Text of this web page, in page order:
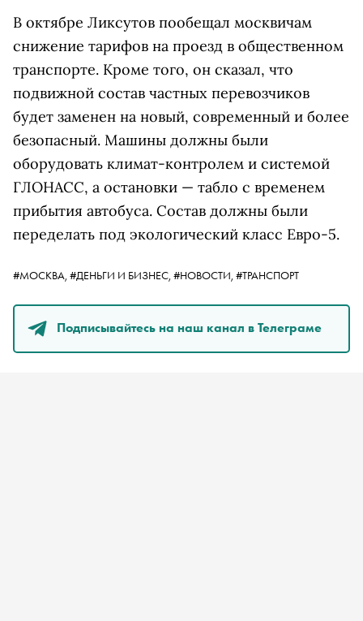
В октябре Ликсутов пообещал москвичам
снижение тарифов на проезд в общественном
транспорте. Кроме того, он сказал, что
подвижной состав частных перевозчиков
будет заменен на новый, современный и более
безопасный. Машины должны были
оборудовать климат-контролем и системой
ГЛОНАСС, а остановки — табло с временем
прибытия автобуса. Состав должны были
переделать под экологический класс Евро-5.
#МОСКВА, #ДЕНЬГИ И БИЗНЕС, #НОВОСТИ, #ТРАНСПОРТ
Подписывайтесь на наш канал в Телеграме